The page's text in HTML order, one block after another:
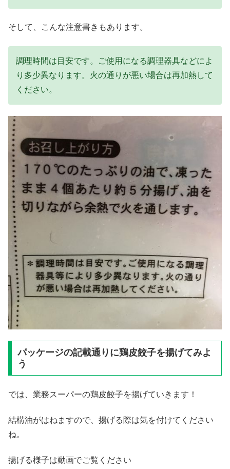
そして、こんな注意書きもあります。
調理時間は目安です。ご使用になる調理器具などによ
り多少異なります。火の通りが悪い場合は再加熱して
ください。
パッケージの記載通りに鶏皮餃子を揚げてみよ
う
では、業務スーパーの鶏皮餃子を揚げていきます！
結構油がはねますので、揚げる際は気を付けてください
ね。
揚げる様子は動画でご覧ください